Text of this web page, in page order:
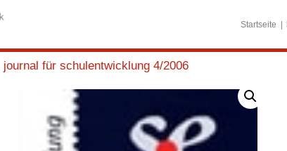
Startseite
journal für schulentwicklung 4/2006